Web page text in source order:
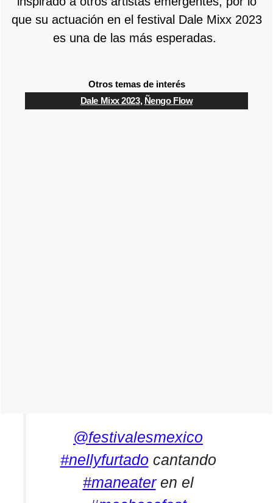
que su actuación en el festival Dale Mixx 2023
es una de las más esperadas.
Otros temas de interés
Dale Mixx 2023, Ñengo Flow
@festivalesmexico
#nellyfurtado cantando
#maneateren el